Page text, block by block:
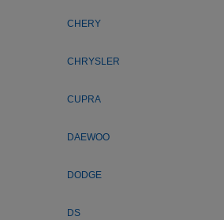
CHERY
CHRYSLER
CUPRA
DAEWOO
DODGE
DS